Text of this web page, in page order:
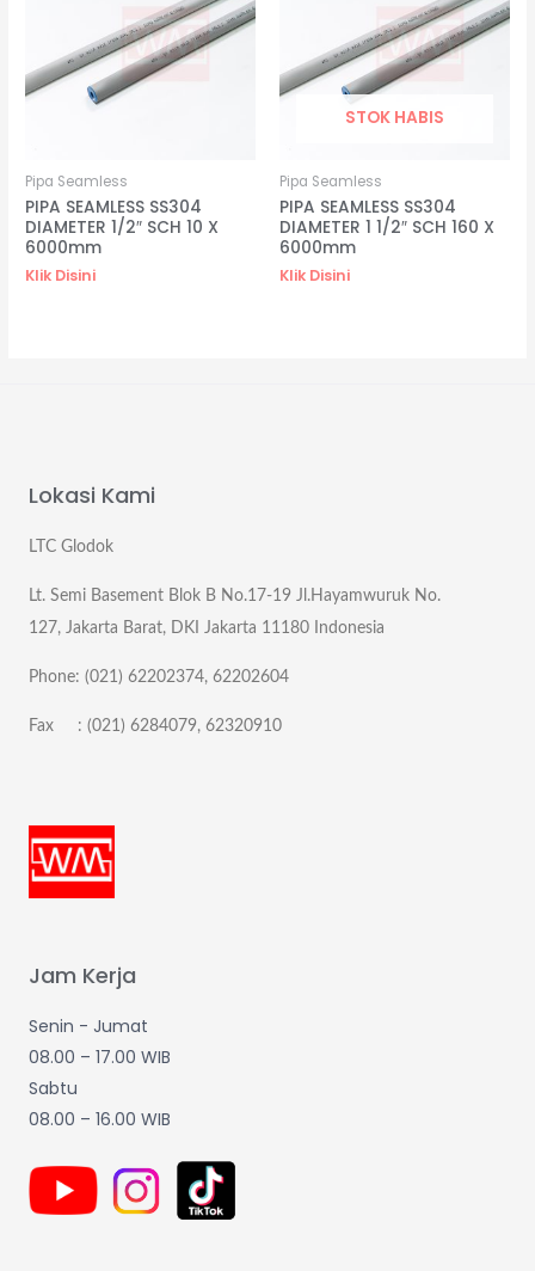
Pipa Seamless
PIPA SEAMLESS SS304
DIAMETER 1/2″ SCH 10 X
6000mm
Klik Disini
STOK HABIS
Pipa Seamless
PIPA SEAMLESS SS304
DIAMETER 1 1/2″ SCH 160 X
6000mm
Klik Disini
Lokasi Kami
LTC Glodok
Lt. Semi Basement Blok B No.17-19 Jl.Hayamwuruk No.
127, Jakarta Barat, DKI Jakarta 11180 Indonesia
Phone: (021) 62202374, 62202604
Fax : (021) 6284079, 62320910
Jam Kerja
Senin - Jumat
08.00 – 17.00 WIB
Sabtu
08.00 – 16.00 WIB